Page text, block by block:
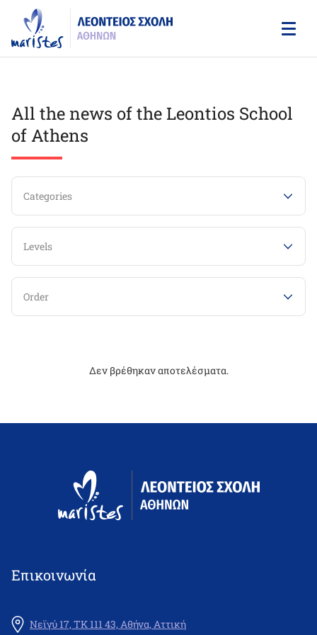
main
content
All the news of the Leontios School
of Athens
Categories
Levels
Order
Δεν βρέθηκαν αποτελέσματα.
Επικοινωνία
Νεϊγύ 17, ΤΚ 111 43, Αθήνα, Αττική